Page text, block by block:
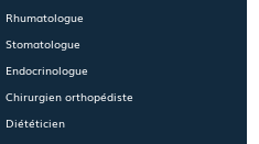
Rhumatologue
Stomatologue
Endocrinologue
Chirurgien orthopédiste
Diététicien